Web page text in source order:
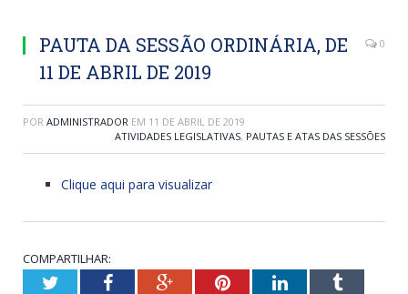
PAUTA DA SESSÃO ORDINÁRIA, DE
11 DE ABRIL DE 2019
0
POR ADMINISTRADOR EM 11 DE ABRIL DE 2019
ATIVIDADES LEGISLATIVAS, PAUTAS E ATAS DAS SESSÕES
Clique aqui para visualizar
COMPARTILHAR:
TwitterFacebookGoogle+PinterestLinkedInTumblr